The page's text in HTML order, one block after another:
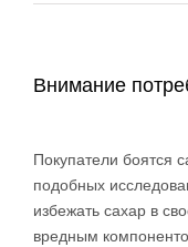
Внимание
Larger
Image
Покупатели боятся
подобных
избежать сахар в
вредным